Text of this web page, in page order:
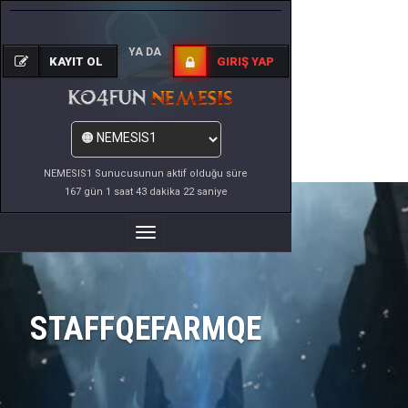
NEMESIS1 Sunucusunun aktif olduğu süre
167 gün 1 saat 43 dakika 22 saniye
KAYIT OL
YA DA
GIRIŞ YAP
Menüyü
Değiştir
STAFFQEFARMQE